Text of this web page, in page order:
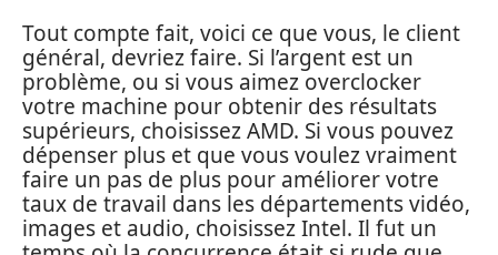
Tout compte fait, voici ce que vous, le client
général, devriez faire. Si l’argent est un
problème, ou si vous aimez overclocker
votre machine pour obtenir des résultats
supérieurs, choisissez AMD. Si vous pouvez
dépenser plus et que vous voulez vraiment
faire un pas de plus pour améliorer votre
taux de travail dans les départements vidéo,
images et audio, choisissez Intel. Il fut un